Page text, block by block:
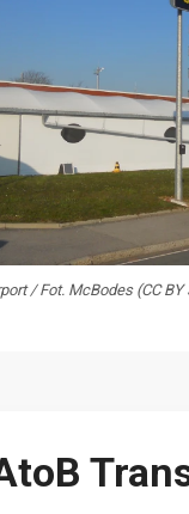
/ Fot. McBodes (CC BY